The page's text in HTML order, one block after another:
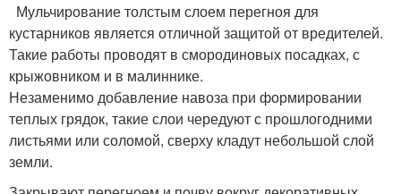
Мульчирование толстым слоем перегноя для
кустарников является отличной защитой от вредителей.
Такие работы проводят в смородиновых посадках, с
крыжовником и в малиннике.
Незаменимо добавление навоза при формировании
теплых грядок, такие слои чередуют с прошлогодними
листьями или соломой, сверху кладут небольшой слой
земли.